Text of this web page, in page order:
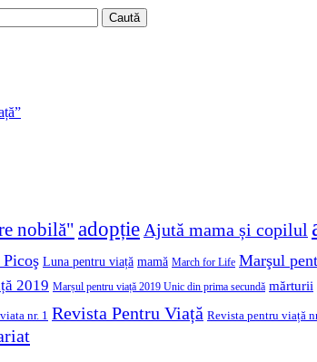
nobilă" adopție Ajută mama și copilul
Luna pentru viață mamă March for Life Marşul
2019 Marșul pentru viață 2019 Unic din prima secundă mărturii
nr. 1 Revista Pentru Viață Revista pentru viață